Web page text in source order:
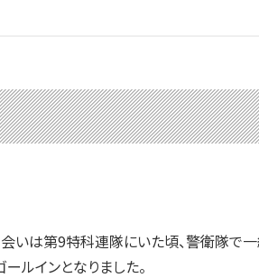
いは第9特科連隊にいた頃、警衛隊で
ルインとなりました。